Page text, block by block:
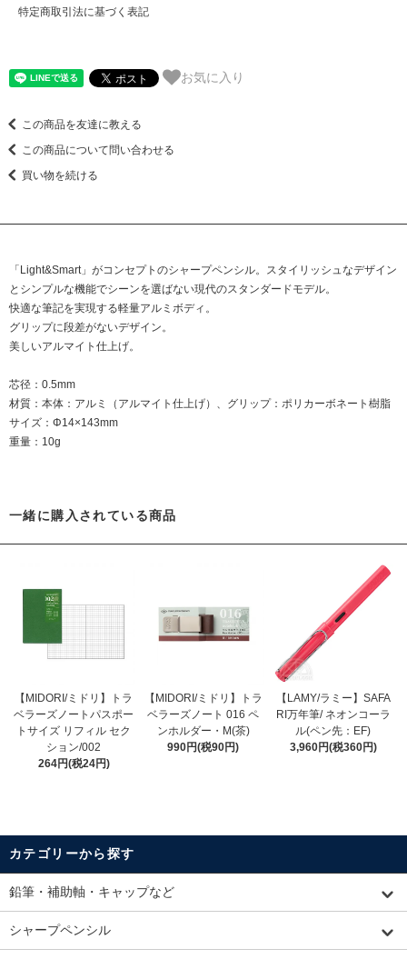
特定商取引法に基づく表記
お気に入り
この商品を友達に教える
この商品について問い合わせる
買い物を続ける
「Light&Smart」がコンセプトのシャープペンシル。スタイリッシュなデザイン
とシンプルな機能でシーンを選ばない現代のスタンダードモデル。
快適な筆記を実現する軽量アルミボディ。
グリップに段差がないデザイン。
美しいアルマイト仕上げ。
芯径：0.5mm
材質：本体：アルミ（アルマイト仕上げ）、グリップ：ポリカーボネート樹脂
サイズ：Φ14×143mm
重量：10g
一緒に購入されている商品
【MIDORI/ミドリ】トラ
ベラーズノートパスポー
トサイズ リフィル セク
ション/002
264円(税24円)
【MIDORI/ミドリ】トラ
ベラーズノート 016 ペ
ンホルダー・M(茶)
990円(税90円)
【LAMY/ラミー】SAFA
RI万年筆/ ネオンコーラ
ル(ペン先：EF)
3,960円(税360円)
カテゴリーから探す
鉛筆・補助軸・キャップなど
シャープペンシル